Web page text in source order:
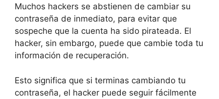
Muchos hackers se abstienen de cambiar su
contraseña de inmediato, para evitar que
sospeche que la cuenta ha sido pirateada. El
hacker, sin embargo, puede que cambie toda tu
información de recuperación.
Esto significa que si terminas cambiando tu
contraseña, el hacker puede seguir fácilmente